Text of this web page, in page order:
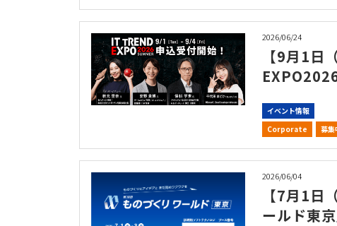
2026/06/24
【9月1日
イベント情報
Corporate
募集
2026/06/04
【7月1日
ールド東